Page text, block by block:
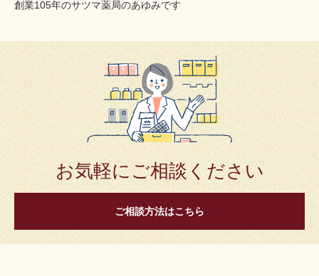
創業105年のサツマ薬局のあゆみです
お気軽にご相談ください
ご相談方法はこちら